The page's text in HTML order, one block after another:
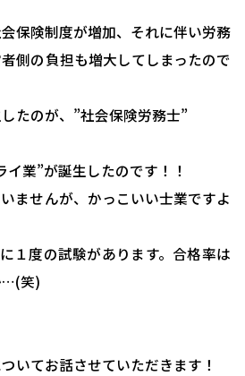
いて
算について
保険制度が増加、それに伴い労務
側の負担も増大してしまったので
たのが、”社会保険労務士”
業”が誕生したのです！！
ませんが、かっこいい士業ですよ
１度の試験があります。合格率は
…(笑)
いてお話させていただきます！